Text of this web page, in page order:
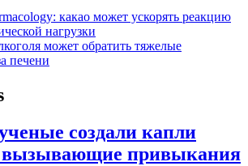
какао может ускорять реакцию
нагрузки
может обратить тяжелые
печени
создали капли
вызывающие привыкания